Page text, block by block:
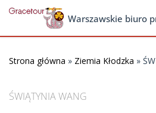
Skip to contentWarszawskie biuro
Strona główna » Ziemia Kłodzka »
ŚWIĄTYNIA WANG